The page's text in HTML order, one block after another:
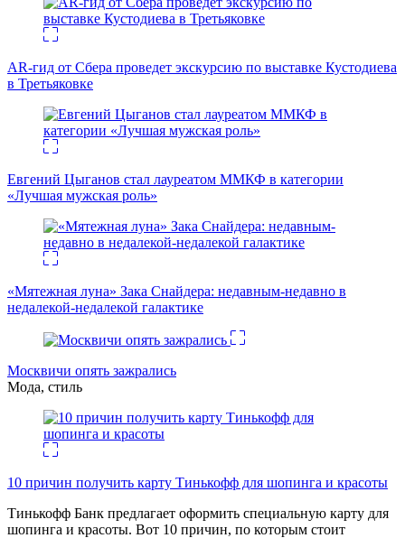
AR-гид от Сбера проведет экскурсию по выставке Кустодиева
в Третьяковке
Евгений Цыганов стал лауреатом ММКФ в категории
«Лучшая мужская роль»
«Мятежная луна» Зака Снайдера: недавным-недавно в
недалекой-недалекой галактике
Москвичи опять зажрались
Мода, стиль
10 причин получить карту Тинькофф для шопинга и красоты
Тинькофф Банк предлагает оформить специальную карту для
шопинга и красоты. Вот 10 причин, по которым стоит